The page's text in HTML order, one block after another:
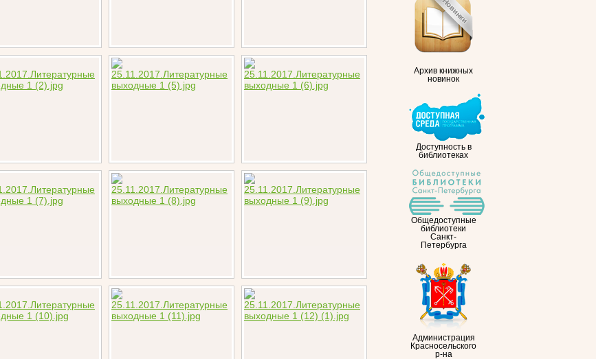
Архив книжных
новинок
Доступность в
библиотеках
Общедоступные
библиотеки
Санкт-
Петербурга
Администрация
Красносельского
р-на